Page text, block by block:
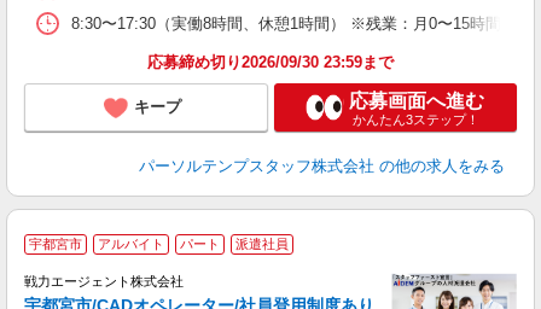
8:30〜17:30（実働8時間、休憩1時間） ※残業：月0〜15時間程
応募締め切り2026/09/30 23:59まで
キープ 応募画面へ進む
かんたん3ステップ！
パーソルテンプスタッフ株式会社 の他の求人をみる
宇都宮市 アルバイト パート 派遣社員
戦力エージェント株式会社